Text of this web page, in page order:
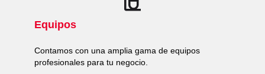
Equipos
Contamos con una amplia gama de equipos
profesionales para tu negocio.